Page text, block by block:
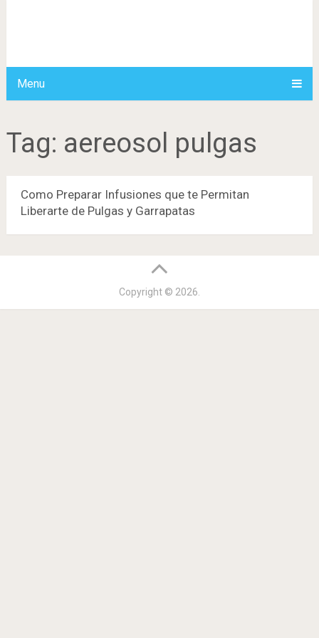
Menu
Tag: aereosol pulgas
Como Preparar Infusiones que te Permitan
Liberarte de Pulgas y Garrapatas
Copyright © 2026.